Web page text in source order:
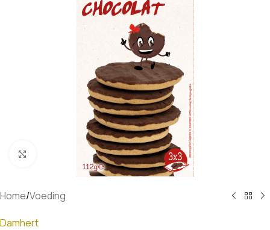
Klik om te vergroten
Home/Voeding
Damhert